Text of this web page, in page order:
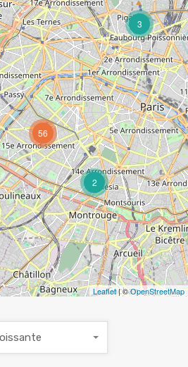
3
2
56
Leaflet| ©OpenStreetMap